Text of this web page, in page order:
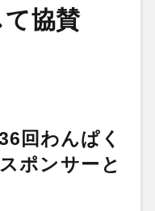
協賛
回わんぱく
ポンサーと